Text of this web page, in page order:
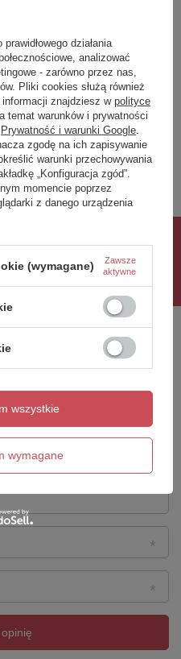
4
G
3
pytania?
Zadaj pytanie
opinię
działania
analizować
- zarówno przez nas,
Pliki cookies służą również
znajdziesz wpolityce
temat warunków i prywatności
Prywatność i warunki Google
zgodę na ich zapisywanie
warunki przechowywania
„Konfiguracja zgód”.
momencie poprzez
z danego urządzenia
(wymagane)
Zawsze
aktywne
wymagane
wszystkie